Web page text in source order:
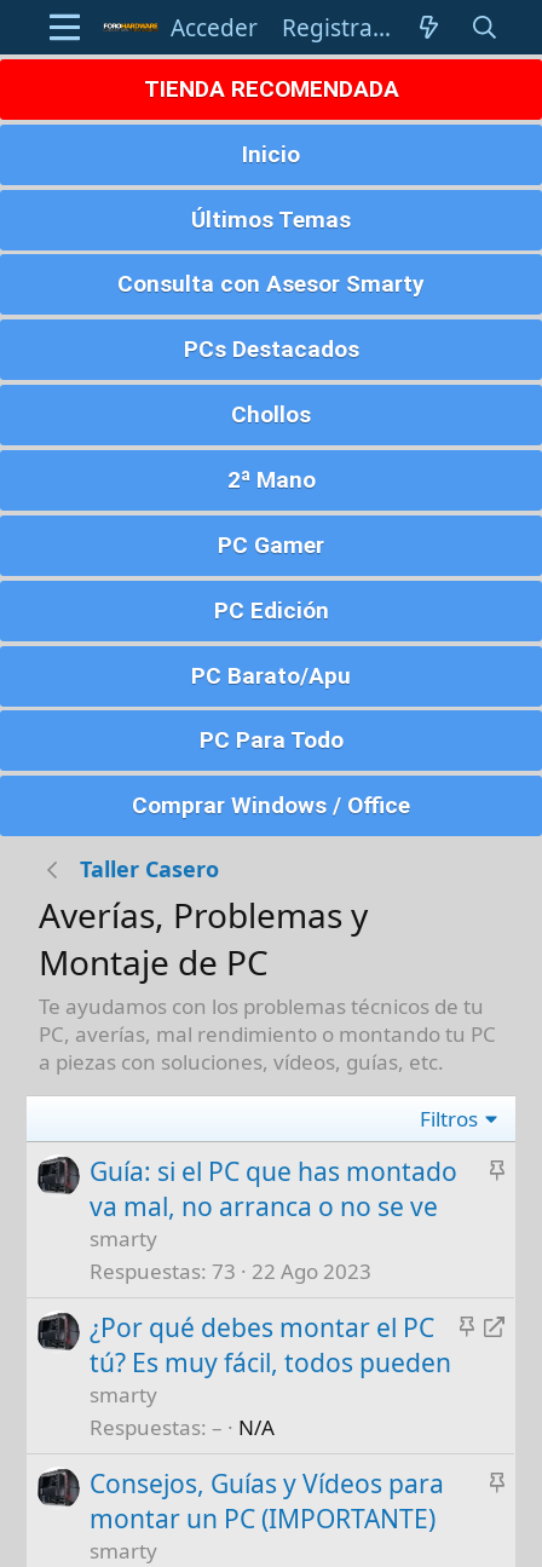
Acceder Registrarse
TIENDA RECOMENDADA
Inicio
Últimos Temas
Consulta con Asesor Smarty
PCs Destacados
Chollos
2ª Mano
PC Gamer
PC Edición
PC Barato/Apu
PC Para Todo
Comprar Windows / Office
Taller Casero
Averías, Problemas y
Montaje de PC
Te ayudamos con los problemas técnicos de tu
PC, averías, mal rendimiento o montando tu PC
a piezas con soluciones, vídeos, guías, etc.
Filtros
A
a
d
Guía: si el PC que has montado
va mal, no arranca o no se ve
smarty
Respuestas 73 22 Ago 2023
A
a
R
r
i
¿Por qué debes montar el PC
tú? Es muy fácil, todos pueden
smarty
Respuestas – N/A
A
Consejos, Guías y Vídeos para
montar un PC (IMPORTANTE)
smarty